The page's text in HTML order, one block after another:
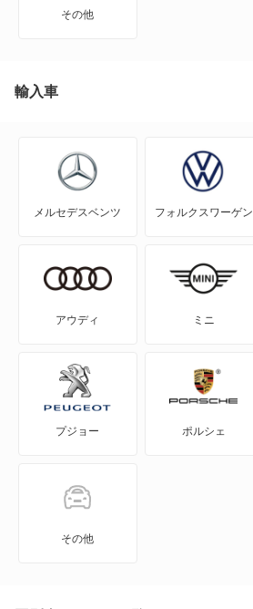
4シリーズクーペ
5シリーズグランツーリスモ
5シリーズセダン
5シリーズツーリング
6シリーズグランクーペ
6シリーズグランツーリスモ
その他
輸入車
メルセデスベンツ フォルクスワーゲン
アウディ ミニ
プジョー ポルシェ
その他